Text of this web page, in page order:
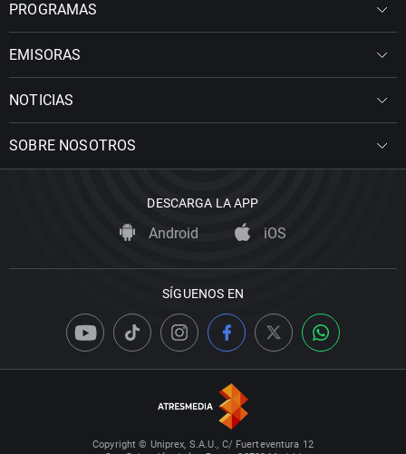
PROGRAMAS
EMISORAS
NOTICIAS
SOBRE NOSOTROS
DESCARGA LA APP
Android iOS
SÍGUENOS EN
Copyright © Uniprex, S.A.U., C/ Fuerteventura 12